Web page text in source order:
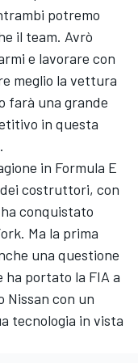
potremo
il team. Avrò
e lavorare con
meglio la vettura
farà una grande
in questa
in Formula E
costruttori, con
conquistato
Ma la prima
una questione
ha portato la FIA a
Nissan con un
tecnologia in vista